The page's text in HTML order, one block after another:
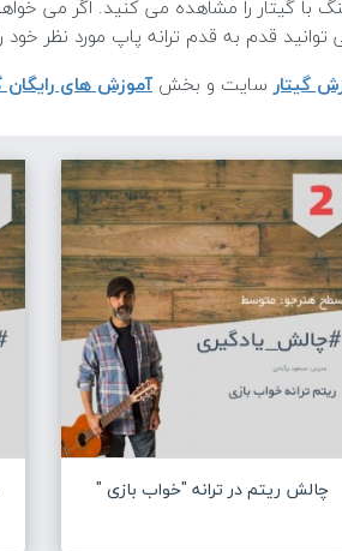
گیتار را مشاهده می کنید. اگر می
قدم به قدم ترانه پاپ مورد نظر خود
گیتار سایت و بخش آموزش های رایگان
چالش ریتم در ترانه "خواب بازی "